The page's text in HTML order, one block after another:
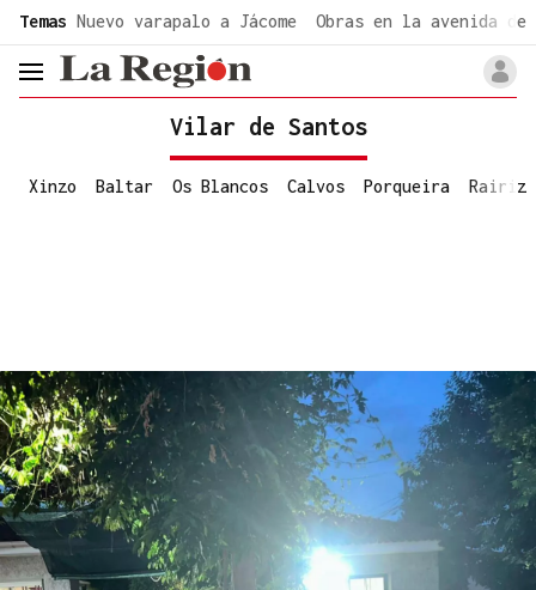
Temas Nuevo varapalo a Jácome Obras en la avenida de
header.menu.open
Vilar de Santos
Xinzo Baltar Os Blancos Calvos Porqueira Rairiz